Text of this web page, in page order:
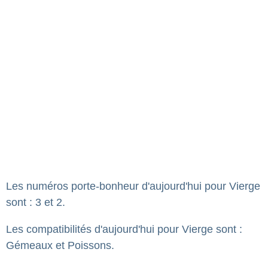
Les numéros porte-bonheur d'aujourd'hui pour Vierge
sont : 3 et 2.
Les compatibilités d'aujourd'hui pour Vierge sont :
Gémeaux et Poissons.